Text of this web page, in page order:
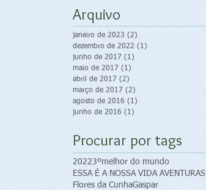
Arquivo
janeiro de 2023 (2)
dezembro de 2022 (1)
junho de 2017 (1)
maio de 2017 (1)
abril de 2017 (2)
março de 2017 (2)
agosto de 2016 (1)
junho de 2016 (1)
Procurar por tags
20223ºmelhor do mundo
ESSA É A NOSSA VIDA AVENTURAS
Flores da CunhaGaspar